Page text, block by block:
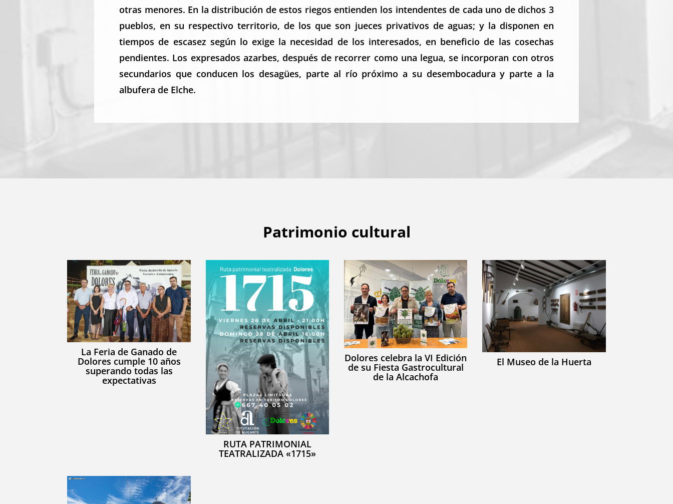
otras menores. En la distribución de estos riegos entienden los intendentes de cada uno de dichos 3
pueblos, en su respectivo territorio, de los que son jueces privativos de aguas; y la disponen en
tiempos de escasez según lo exige la necesidad de los interesados, en beneficio de las cosechas
pendientes. Los expresados azarbes, después de recorrer como una legua, se incorporan con otros
secundarios que conducen los desagües, parte al río próximo a su desembocadura y parte a la
albufera de Elche.
Patrimonio cultural
La Feria de Ganado de
Dolores cumple 10 años
superando todas las
expectativas
RUTA PATRIMONIAL
TEATRALIZADA «1715»
Dolores celebra la VI Edición
de su Fiesta Gastrocultural
de la Alcachofa
El Museo de la Huerta